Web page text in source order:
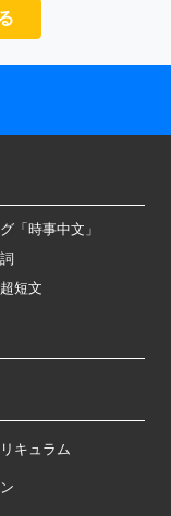
「時事中文」
短文
キュラム